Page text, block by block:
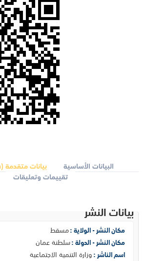
البيانات الأساسية
بيانات متقدمة (Metadata)
تقييمات وتعليقات
بيانات النشر
مكان النشر - الولاية :مسقط
مكان النشر - الدولة :سلطنة عمان
اسم الناشر :وزارة التنمية الاجتماعية